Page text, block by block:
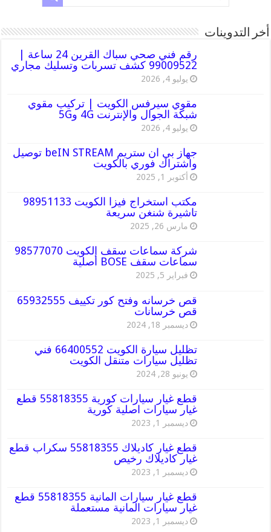
أخر التدوينات
رقم فني صحي سباك القرين 24 ساعة |
99009522 كشف تسربات وتسليك مجاري
يوليو 4, 2026
مقوي سيرفس الكويت | تركيب مقوي
شبكة الجوال والإنترنت 4G و5G
يوليو 4, 2026
جهاز بي ان ستريم beIN STREAM توصيل
واشتراك فوري بالكويت
أكتوبر 1, 2025
مكتب استخراج فيزا الكويت 98951133
تاشيرة شنغن سريعة
مارس 26, 2025
شركة سماعات سقف الكويت 98577070
سماعات سقف BOSE أصلية
فبراير 5, 2025
قص خرسانه وفتح كور تكييف 65932555
قص خرسانات
ديسمبر 18, 2024
تظليل سيارة الكويت 66400552 فني
تظليل سيارات متنقل الكويت
يونيو 28, 2024
قطع غيار سيارات كورية 55818355 قطع
غيار سيارات اصلية كورية
ديسمبر 1, 2023
قطع غيار كاديلاك 55818355 سكراب قطع
غيار كاديلاك رخيص
ديسمبر 1, 2023
قطع غيار سيارات المانية 55818355 قطع
غيار سيارات المانية مستعملة
ديسمبر 1, 2023